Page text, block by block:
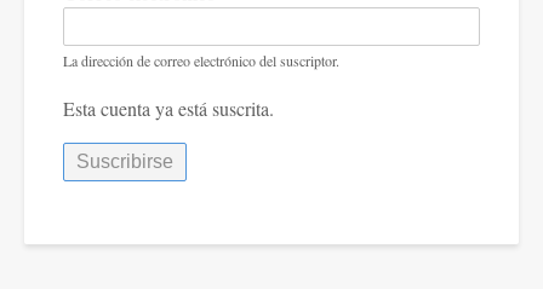
La dirección de correo electrónico del suscriptor.
Esta cuenta ya está suscrita.